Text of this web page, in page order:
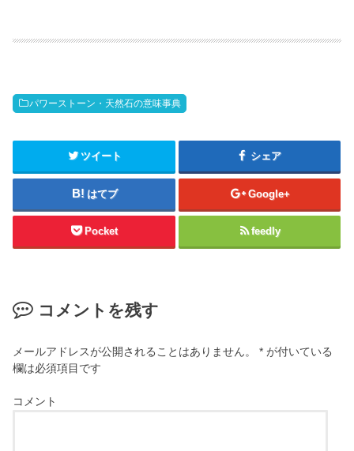
パワーストーン・天然石の意味事典
ツイート シェア
はてブ Google+
Pocket feedly
コメントを残す
メールアドレスが公開されることはありません。 * が付いている
欄は必須項目です
コメント